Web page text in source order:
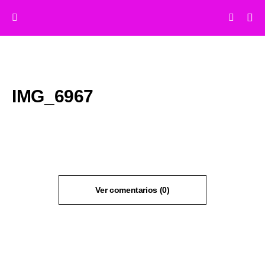
IMG_6967
Ver comentarios (0)